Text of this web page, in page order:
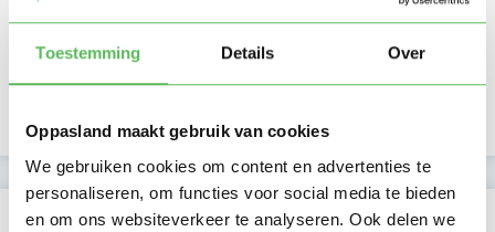
Toestemming Details Over
Oppasland maakt gebruik van cookies
We gebruiken cookies om content en advertenties te
personaliseren, om functies voor social media te bieden
en om ons websiteverkeer te analyseren. Ook delen we
Nog geen opgegeven data
Middag
Namiddag
NIEUW
Activiteit op Oppasland